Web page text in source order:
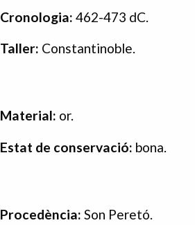
Cronologia: 462-473 dC.
Taller: Constantinoble.
Material: or.
Estat de conservació: bona.
Procedència: Son Peretó.